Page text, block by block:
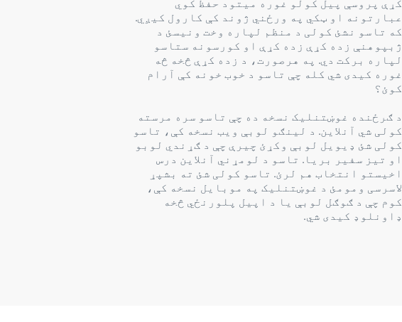
کړې پروسې پیل کولو غوره میتود حفظ کوي
عبارتونه او ټکي په ورځني ژوند کې کارول کیږي.
که تاسو نشئ کولی د منظم لپاره وخت ونیسئ د
ژبپوهنې زده کړې زده کړې او کورسونه ستاسو
لپاره برکت دي. په هرصورت، د زده کړې څخه څه
غوره کیدی شي کله چې تاسو د خوب خونه کې آرام
کوئ؟
د ګرځنده غوښتنلیک نسخه ده چې تاسو سره مرسته
کولی شي آنلاین. د لینګو لوبې ویب نسخه کې، تاسو
کولی شئ ډیویل لوبې وکړئ چیرې چې د ګړندي لوبو
او تیز سفیر بریا. تاسو د لومړني آنلاین درس
اخیستو انتخاب هم لرئ. تاسو کولی شئ ته بشپړ
لاسرسی ومومئ د غوښتنلیک په موبایل نسخه کې،
کوم چې د ګوګل لوبې یا د اپیل پلورنځي څخه
ډاونلوډ کیدی شي.